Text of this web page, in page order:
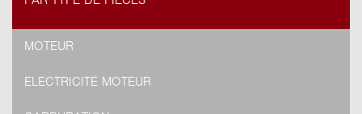
MOTEUR
ELECTRICITÉ MOTEUR